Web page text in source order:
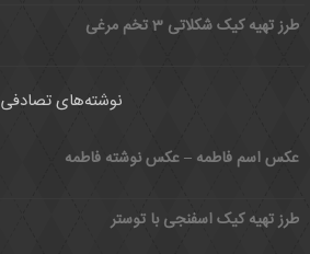
طرز تهیه کیک شکلاتی 3 تخم مرغی
نوشته‌های تصادفی
عکس اسم فاطمه – عکس نوشته فاطمه
طرز تهیه کیک اسفنجی با توستر